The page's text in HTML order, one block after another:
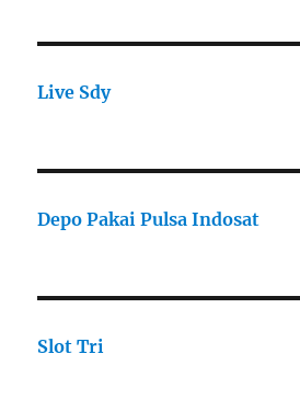
Live Sdy
Depo Pakai Pulsa Indosat
Slot Tri